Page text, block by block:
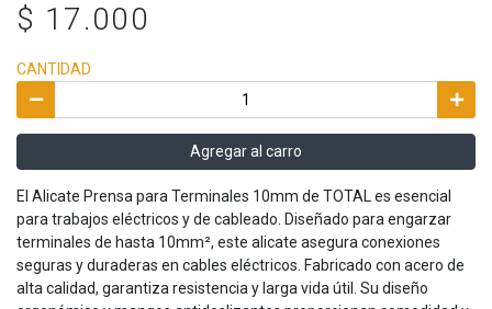
$ 17.000
CANTIDAD
Agregar al carro
El Alicate Prensa para Terminales 10mm de TOTAL es esencial
para trabajos eléctricos y de cableado. Diseñado para engarzar
terminales de hasta 10mm², este alicate asegura conexiones
seguras y duraderas en cables eléctricos. Fabricado con acero de
alta calidad, garantiza resistencia y larga vida útil. Su diseño